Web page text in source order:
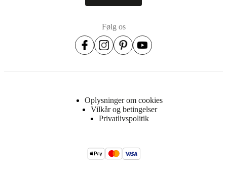
4020075D1953254
Følg os
Oplysninger om cookies
Vilkår og betingelser
Privatlivspolitik